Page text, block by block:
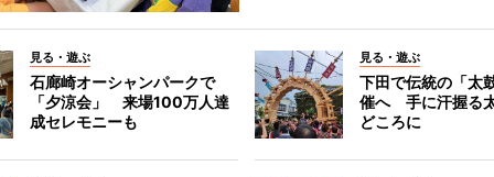
見る・遊ぶ
石廊崎オーシャンパークで
「夕涼会」 来場100万人達
成セレモニーも
見る・遊ぶ
下田で伝統の「太
催へ 手に汗握る
どころに